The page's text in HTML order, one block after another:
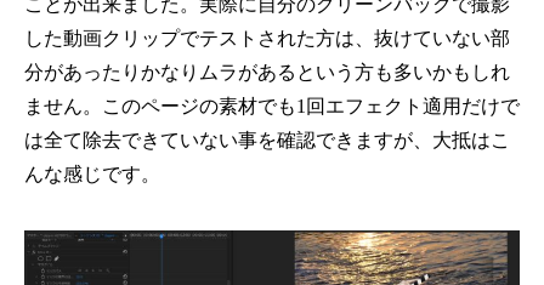
ことが出来ました。実際に自分のグリーンバックで撮影
した動画クリップでテストされた方は、抜けていない部
分があったりかなりムラがあるという方も多いかもしれ
ません。このページの素材でも1回エフェクト適用だけで
は全て除去できていない事を確認できますが、大抵はこ
んな感じです。